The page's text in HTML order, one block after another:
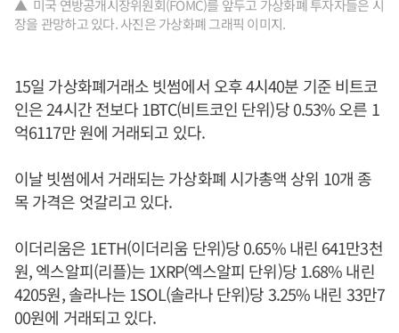
▲ 미국 연방공개시장위원회(FOMC)를 앞두고 가상화폐 투자자들은 시
장을 관망하고 있다. 사진은 가상화폐 그래픽 이미지.
15일 가상화폐거래소 빗썸에서 오후 4시40분 기준 비트코
인은 24시간 전보다 1BTC(비트코인 단위)당 0.53% 오른 1
억6117만 원에 거래되고 있다.
이날 빗썸에서 거래되는 가상화폐 시가총액 상위 10개 종
목 가격은 엇갈리고 있다.
이더리움은 1ETH(이더리움 단위)당 0.65% 내린 641만3천
원, 엑스알피(리플)는 1XRP(엑스알피 단위)당 1.68% 내린
4205원, 솔라나는 1SOL(솔라나 단위)당 3.25% 내린 33만7
00원에 거래되고 있다.